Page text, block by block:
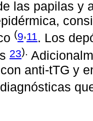
las papilas y
(9,11 . Los
23).
anti-tTG y